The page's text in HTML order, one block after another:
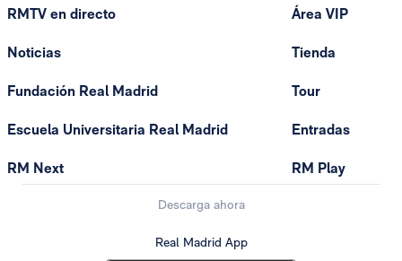
RMTV en directo
Noticias
Fundación Real Madrid
Escuela Universitaria Real Madrid
RM Next
Área VIP
Tienda
Tour
Entradas
RM Play
Descarga ahora
Real Madrid App